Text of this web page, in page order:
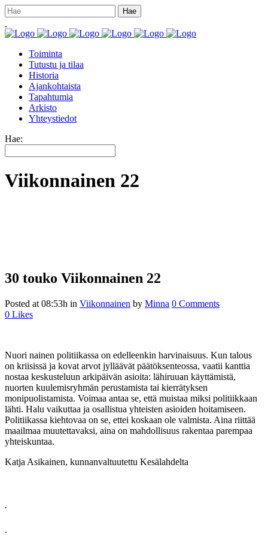
Toiminta
Tutustu ja tilaa
Historia
Ajankohtaista
Tapahtumia
Arkisto
Yhteystiedot
Hae:
Viikonnainen 22
30 touko Viikonnainen 22
Posted at 08:53h in Viikonnainen by Minna 0 Comments
0 Likes
Nuori nainen politiikassa on edelleenkin harvinaisuus. Kun talous
on kriisissä ja kovat arvot jylläävät päätöksenteossa, vaatii kanttia
nostaa keskusteluun arkipäivän asioita: lähiruuan käyttämistä,
nuorten kuulemisryhmän perustamista tai kierrätyksen
monipuolistamista. Voimaa antaa se, että muistaa miksi politiikkaan
lähti. Halu vaikuttaa ja osallistua yhteisten asioiden hoitamiseen.
Politiikassa kiehtovaa on se, ettei koskaan ole valmista. Aina riittää
maailmaa muutettavaksi, aina on mahdollisuus rakentaa parempaa
yhteiskuntaa.
Katja Asikainen, kunnanvaltuutettu Kesälahdelta
.
.